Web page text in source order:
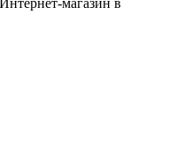
магазин в